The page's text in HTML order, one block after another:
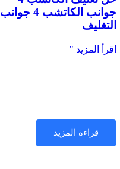
جوانب الكاتشب 4 جوانب
التغليف
اقرأ المزيد "
قراءة المزيد